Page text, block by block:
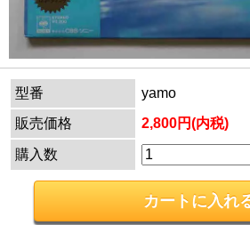
型番
yamo
販売価格
2,800円(内税)
購入数